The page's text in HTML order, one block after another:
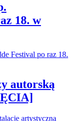
18. w
autorską